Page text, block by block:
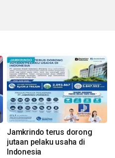
Jamkrindo terus dorong
jutaan pelaku usaha di
Indonesia